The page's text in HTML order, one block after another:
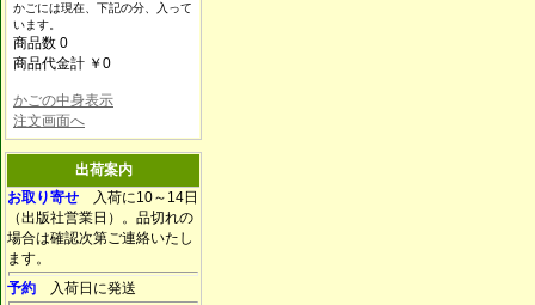
かごには現在、下記の分、入って
います。
商品数 0
商品代金計 ￥0
かごの中身表示
注文画面へ
出荷案内
お取り寄せ 入荷に10～14日
（出版社営業日）。品切れの
場合は確認次第ご連絡いたし
ます。
予約 入荷日に発送